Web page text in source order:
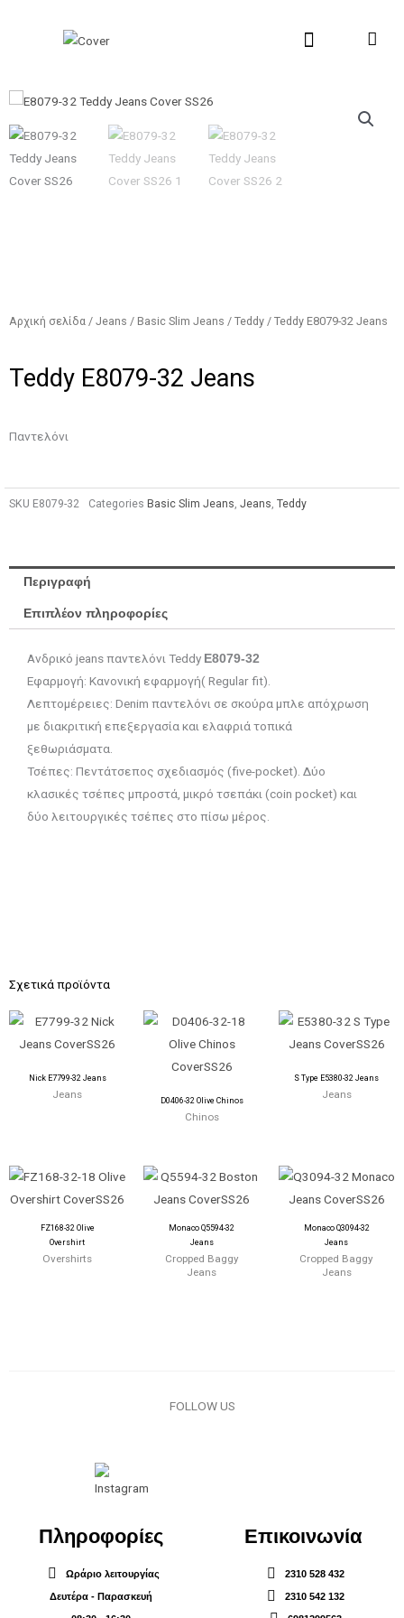
Αρχική σελίδα / Jeans / Basic Slim Jeans / Teddy / Teddy E8079-32 Jeans
Teddy E8079-32 Jeans
Παντελόνι
SKU Ε8079-32 Categories Basic Slim Jeans, Jeans, Teddy
Περιγραφή
Επιπλέον πληροφορίες
Ανδρικό jeans παντελόνι Teddy E8079-32
Εφαρμογή: Κανονική εφαρμογή( Regular fit).
Λεπτομέρειες: Denim παντελόνι σε σκούρα μπλε απόχρωση
με διακριτική επεξεργασία και ελαφριά τοπικά
ξεθωριάσματα.
Τσέπες: Πεντάτσεπος σχεδιασμός (five-pocket). Δύο
κλασικές τσέπες μπροστά, μικρό τσεπάκι (coin pocket) και
δύο λειτουργικές τσέπες στο πίσω μέρος.
Σχετικά προϊόντα
Nick E7799-32 Jeans
Jeans D0406-32 Olive Chinos
Chinos
S Type E5380-32 Jeans
Jeans
FZ168-32 Olive
Overshirt
Overshirts
Monaco Q5594-32
Jeans
Cropped Baggy
Jeans
Monaco Q3094-32
Jeans
Cropped Baggy
Jeans
FOLLOW US
Πληροφορίες
Ωράριο λειτουργίας
Δευτέρα - Παρασκευή
Επικοινωνία
2310 528 432
2310 542 132